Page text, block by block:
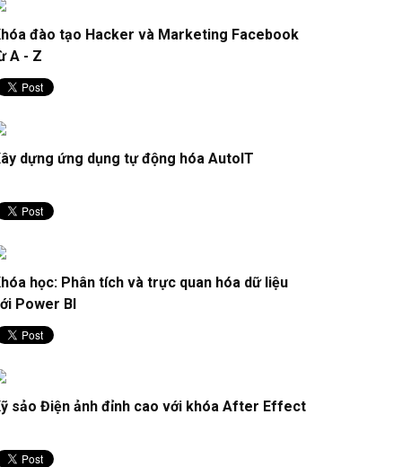
đào tạo Hacker và Marketing Facebook
A - Z
dựng ứng dụng tự động hóa AutoIT
học: Phân tích và trực quan hóa dữ liệu
Power BI
sảo Điện ảnh đỉnh cao với khóa After Effect